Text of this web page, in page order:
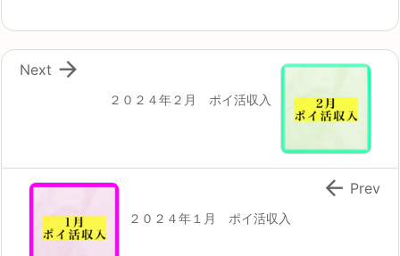
２０２４年２月 ポイ活収入

Next
２０２４年１月 ポイ活収入
 Prev